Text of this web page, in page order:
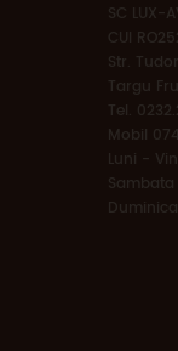
SC LUX-
CUI
Str.
Targu
Tel.
Mobil
Luni -
Sambata